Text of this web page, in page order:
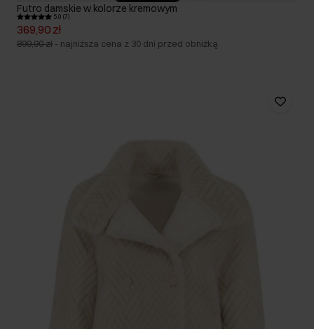
Futro damskie w kolorze kremowym
5.0 (7)
369,90 zł
899,90 zł - najniższa cena z 30 dni przed obniżką